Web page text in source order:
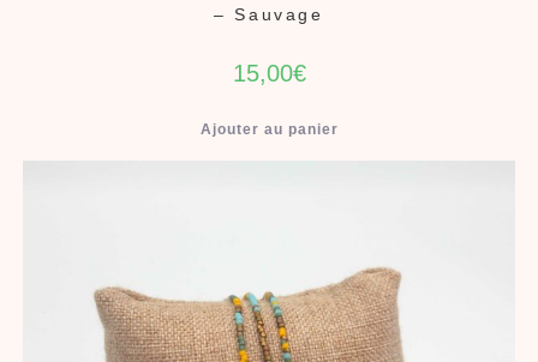
– Sauvage
15,00€
Ajouter au panier